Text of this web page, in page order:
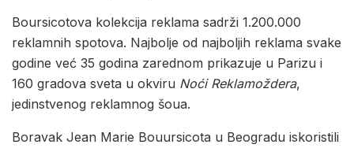
Boursicotova kolekcija reklama sadrži 1.200.000
reklamnih spotova. Najbolje od najboljih reklama svake
godine već 35 godina zarednom prikazuje u Parizu i
160 gradova sveta u okviru Noći Reklamoždera,
jedinstvenog reklamnog šoua.
Boravak Jean Marie Bouursicota u Beogradu iskoristili